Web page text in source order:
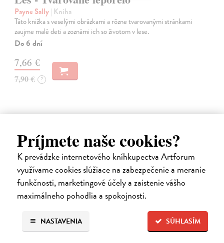
Príjmete naše cookies?
K prevádzke internetového kníhkupectva Artforum
využívame cookies slúžiace na zabezpečenie a meranie
funkčnosti, marketingové účely a zaistenie vášho
maximálneho pohodlia a spokojnosti.
SÚHLASÍM
NASTAVENIA
Payne Sally| Kniha
Táto knižka s veselými obrázkami a rôzne tvarovanými stránkami
zaujme malé deti a zoznámi ich so životom v lese.
Do 6 dní
7,66 €
7,90 € ?
Farma - Tvarované leporelo